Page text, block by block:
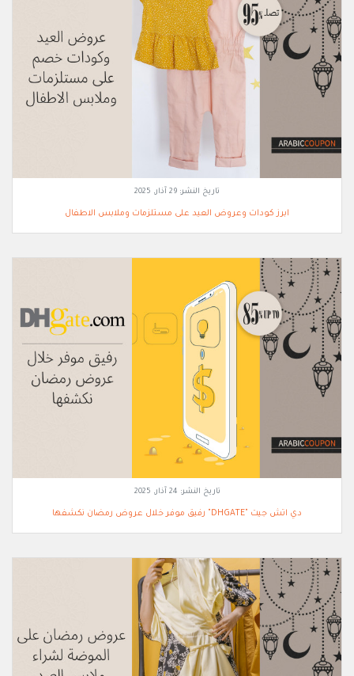
تاريخ النشر: 29 آذار, 2025
ابرز كودات وعروض العيد على مستلزمات وملابس الاطفال
تاريخ النشر: 24 آذار, 2025
دي اتش جيت "DHGATE" رفيق موفر خلال عروض رمضان نكشفها